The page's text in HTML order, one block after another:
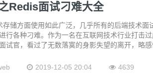
Redis面试刁难大全
存储方面使用如此广泛，几乎所有的后端技术面
行各种刁难。作为一名在互联网技术行业打击
试官，看过了无数落寞的身影失望的离开，略感
2019-12-05 20:04 4639